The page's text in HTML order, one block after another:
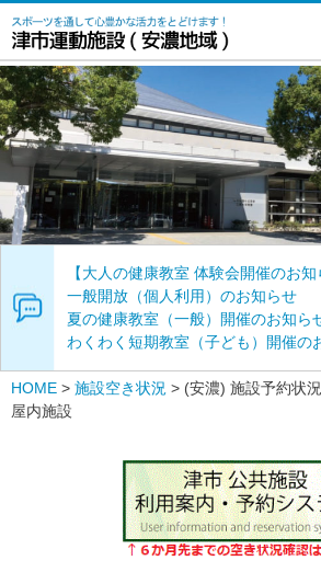
【大人の健康教室 体験会開催のお知
一般開放（個人利用）のお知らせ
夏の健康教室（一般）開催のお知ら
わくわく短期教室（子ども）開催の
HOME > 施設空き状況 > (安濃) 施設予約状
屋内施設